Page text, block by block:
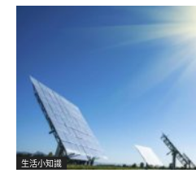
生活小知識